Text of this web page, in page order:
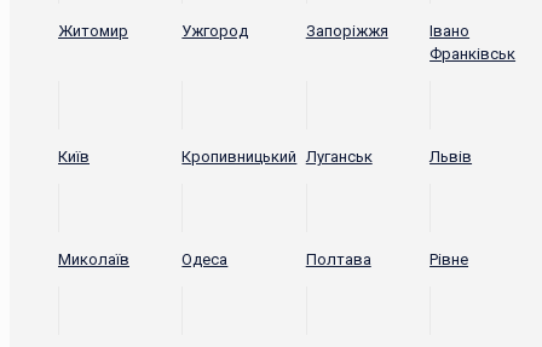
Житомир Ужгород Запоріжжя
Івано
Франківськ
Київ Кропивницький Луганськ Львів
Миколаїв Одеса Полтава Рівне